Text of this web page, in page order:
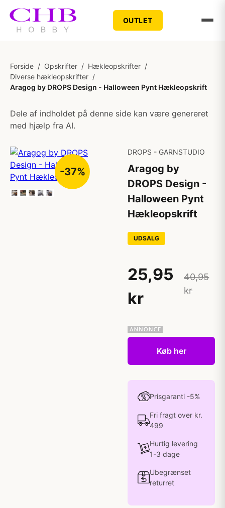
OUTLET
Forside / Opskrifter / Hækleopskrifter /
Diverse hækleopskrifter /
Aragog by DROPS Design - Halloween Pynt Hækleopskrift
Dele af indholdet på denne side kan være genereret
med hjælp fra AI.
-37%
DROPS - GARNSTUDIO
Aragog by
DROPS Design -
Halloween Pynt
Hækleopskrift
UDSALG
25,95
kr
40,95
kr
Køb her
Prisgaranti -5%
Fri fragt over kr.
499
Hurtig levering
1-3 dage
Ubegrænset
returret